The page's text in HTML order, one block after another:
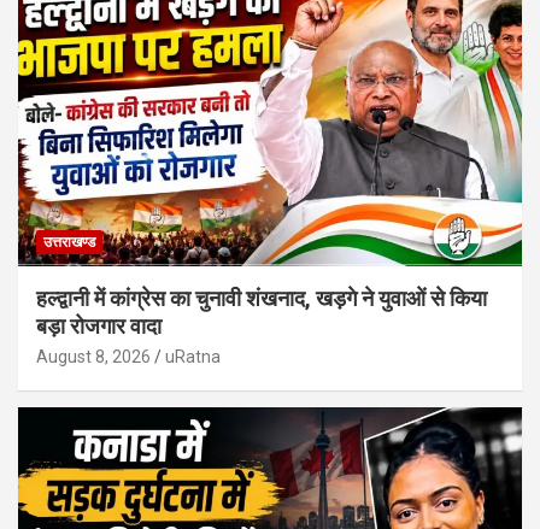
उत्तराखण्ड
हल्द्वानी में कांग्रेस का चुनावी शंखनाद, खड़गे ने युवाओं से किया
बड़ा रोजगार वादा
August 8, 2026 uRatna